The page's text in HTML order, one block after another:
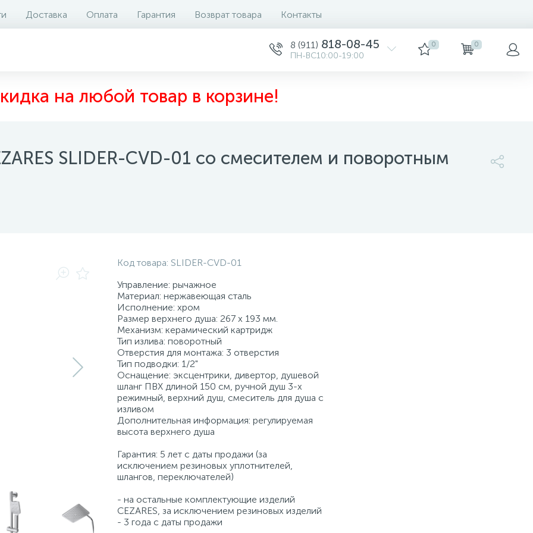
Доставка Оплата Гарантия Возврат товара Контакты
8 (911) 818-08-45
ПН-ВС10:00-19:00
0 0
на любой товар в корзине!
SLIDER-CVD-01 со смесителем и поворотным
на складе Отзывы 0
Код товара: SLIDER-CVD-01
Управление: рычажное
Материал: нержавеющая сталь
Исполнение: хром
Размер верхнего душа: 267 х 193 мм.
Механизм: керамический картридж
Тип излива: поворотный
Отверстия для монтажа: 3 отверстия
Тип подводки: 1/2"
Оснащение: эксцентрики, дивертор, душевой
шланг ПВХ длиной 150 см, ручной душ 3-х
режимный, верхний душ, смеситель для душа с
изливом
Дополнительная информация: регулируемая
высота верхнего душа
Гарантия: 5 лет с даты продажи (за
исключением резиновых уплотнителей,
шлангов, переключателей)
- на остальные комплектующие изделий
CEZARES, за исключением резиновых изделий
- 3 года с даты продажи